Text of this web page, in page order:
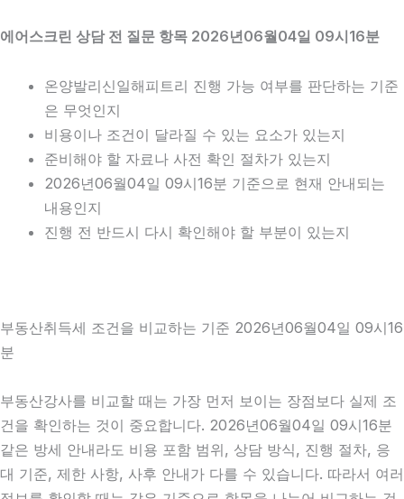
에어스크린 상담 전 질문 항목 2026년06월04일 09시16분
온양발리신일해피트리 진행 가능 여부를 판단하는 기준
은 무엇인지
비용이나 조건이 달라질 수 있는 요소가 있는지
준비해야 할 자료나 사전 확인 절차가 있는지
2026년06월04일 09시16분 기준으로 현재 안내되는
내용인지
진행 전 반드시 다시 확인해야 할 부분이 있는지
부동산취득세 조건을 비교하는 기준 2026년06월04일 09시16
분
부동산강사를 비교할 때는 가장 먼저 보이는 장점보다 실제 조
건을 확인하는 것이 중요합니다. 2026년06월04일 09시16분
같은 방세 안내라도 비용 포함 범위, 상담 방식, 진행 절차, 응
대 기준, 제한 사항, 사후 안내가 다를 수 있습니다. 따라서 여러